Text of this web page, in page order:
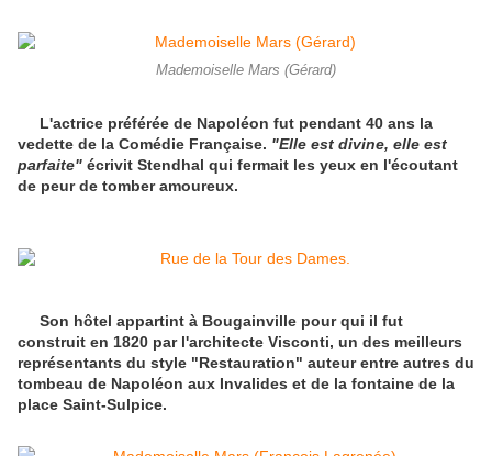
Mademoiselle Mars (Gérard)
L'actrice préférée de Napoléon fut pendant 40 ans la
vedette de la Comédie Française. "Elle est divine, elle est
parfaite" écrivit Stendhal qui fermait les yeux en l'écoutant
de peur de tomber amoureux.
Son hôtel appartint à Bougainville pour qui il fut
construit en 1820 par l'architecte Visconti, un des meilleurs
représentants du style "Restauration" auteur entre autres du
tombeau de Napoléon aux Invalides et de la fontaine de la
place Saint-Sulpice.